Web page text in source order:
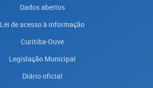
Dados abertos
Lei de acesso à informação
Curitiba-Ouve
Legislação Municipal
Diário oficial